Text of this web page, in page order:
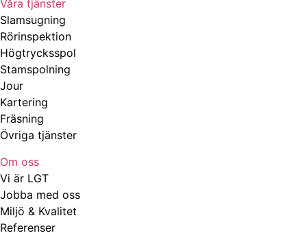
Våra tjänster
Slamsugning
Rörinspektion
Högtrycksspol
Stamspolning
Jour
Kartering
Fräsning
Övriga tjänster
Om oss
Vi är LGT
Jobba med oss
Miljö & Kvalitet
Referenser